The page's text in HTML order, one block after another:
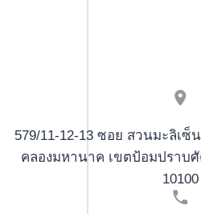
579/11-12-13 ซอย สวนมะลิเซ็
คลองมหานาค เขตป้อมปราบ
10100